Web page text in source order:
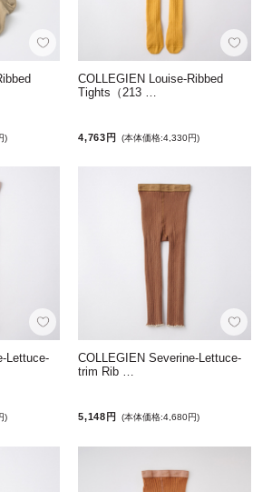
)
COLLEGIEN Louise-Ribbed
Tights（213 …
4,763円 (本体価格:4,330円)
Lettuce-
)
COLLEGIEN Severine-Lettuce-
trim Rib …
5,148円 (本体価格:4,680円)